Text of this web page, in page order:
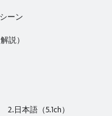
ーン
説）
日本語（5.1ch）